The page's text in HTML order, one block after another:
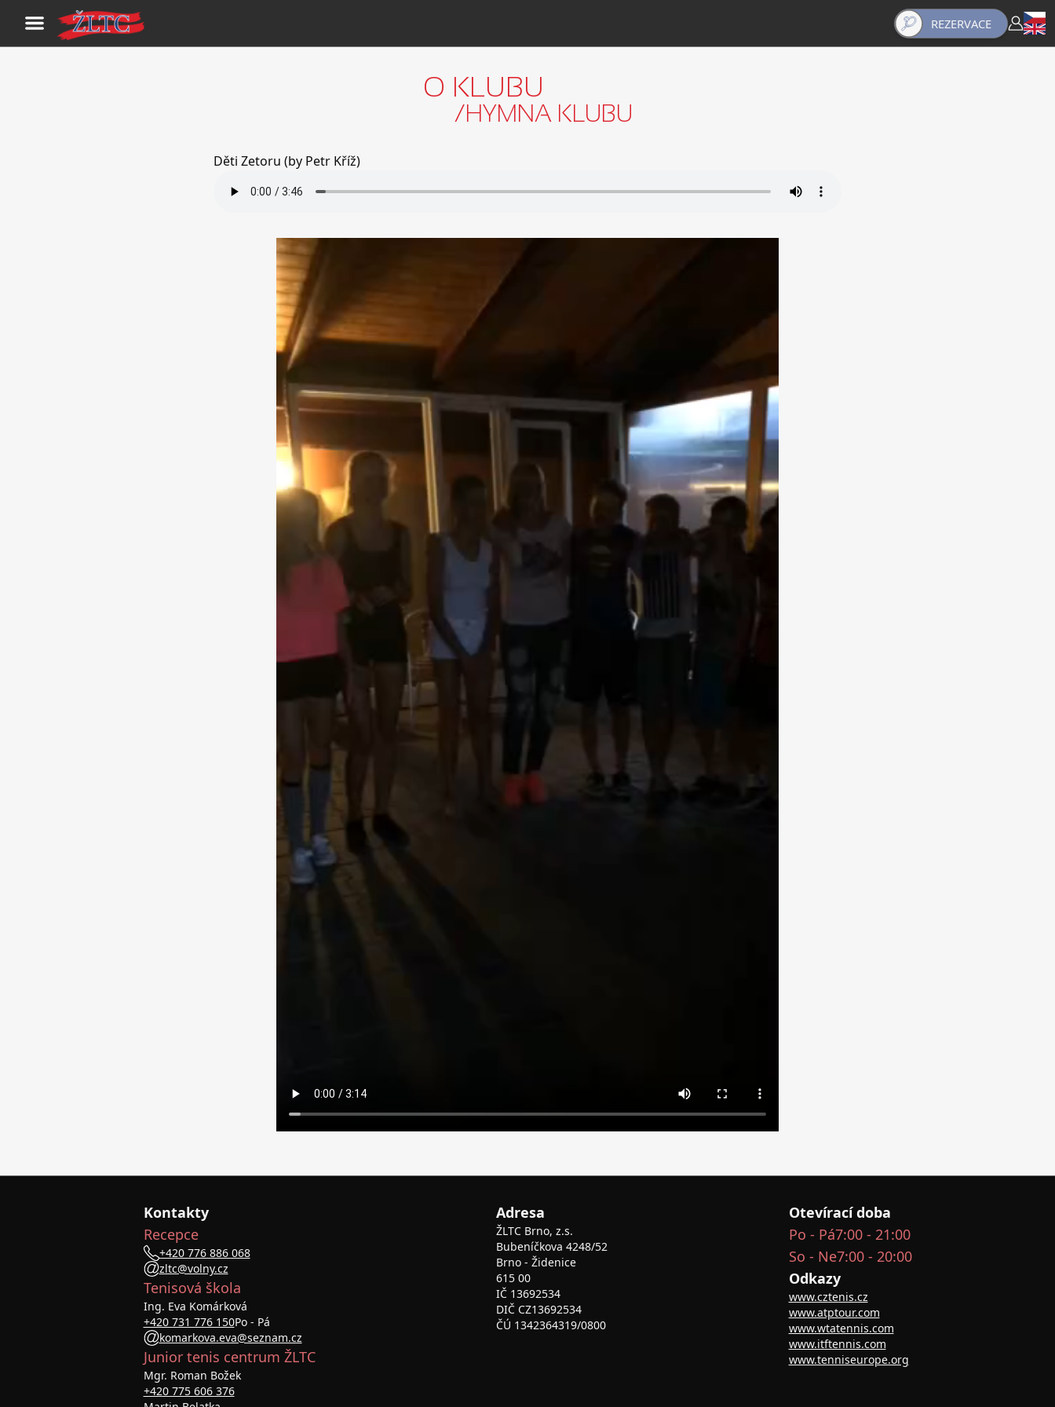
REZERVACE
O KLUBU
/HYMNA KLUBU
Děti Zetoru (by Petr Kříž)
Kontakty
Recepce
+420 776 886 068
zltc@volny.cz
Tenisová škola
Ing. Eva Komárková
+420 731 776 150Po - Pá
komarkova.eva@seznam.cz
Junior tenis centrum ŽLTC
Mgr. Roman Božek
+420 775 606 376
Adresa
ŽLTC Brno, z.s.
Bubeníčkova 4248/52
Brno - Židenice
615 00
IČ 13692534
DIČ CZ13692534
ČÚ 1342364319/0800
Otevírací doba
Po - Pá7:00 - 21:00
So - Ne7:00 - 20:00
Odkazy
www.cztenis.cz
www.atptour.com
www.wtatennis.com
www.itftennis.com
www.tenniseurope.org